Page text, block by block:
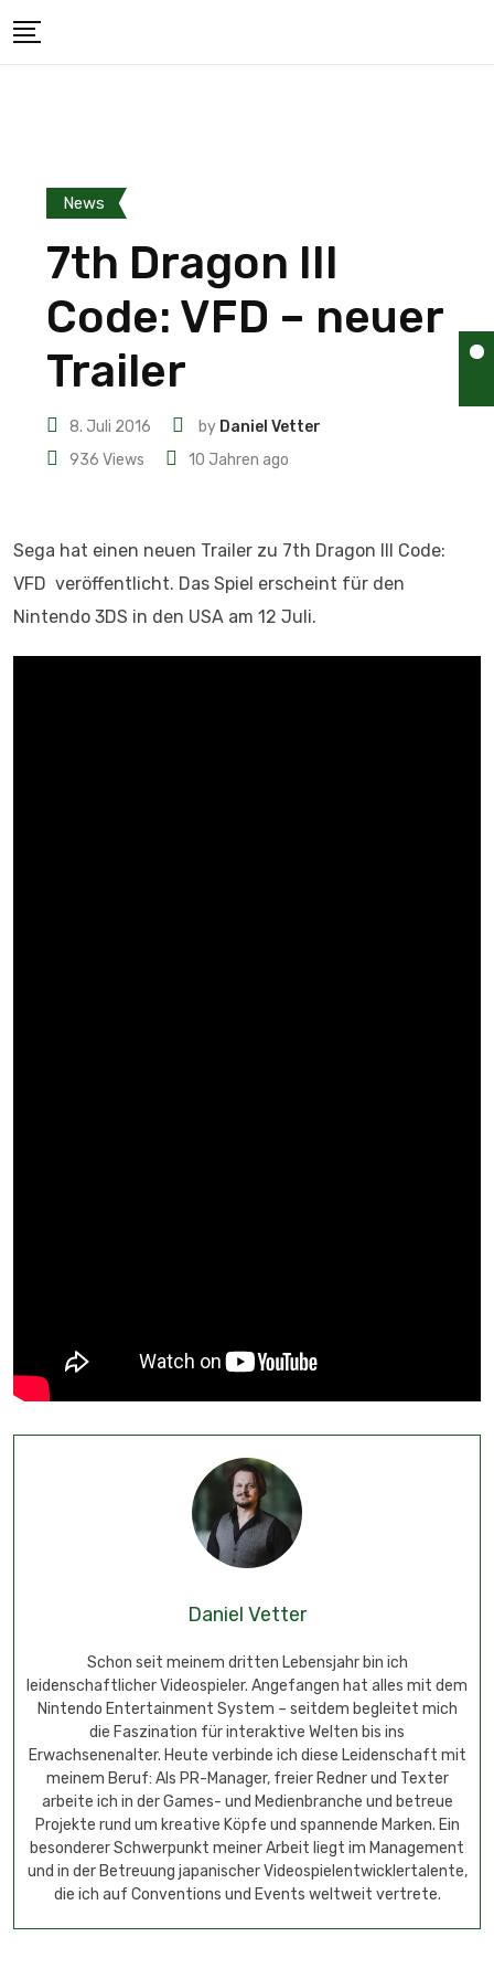
News
7th Dragon III
Code: VFD – neuer
Trailer
8. Juli 2016 by Daniel Vetter
936 Views 10 Jahren ago
Sega hat einen neuen Trailer zu 7th Dragon III Code:
VFD veröffentlicht. Das Spiel erscheint für den
Nintendo 3DS in den USA am 12 Juli.
Daniel Vetter
Schon seit meinem dritten Lebensjahr bin ich
leidenschaftlicher Videospieler. Angefangen hat alles mit dem
Nintendo Entertainment System – seitdem begleitet mich
die Faszination für interaktive Welten bis ins
Erwachsenenalter. Heute verbinde ich diese Leidenschaft mit
meinem Beruf: Als PR-Manager, freier Redner und Texter
arbeite ich in der Games- und Medienbranche und betreue
Projekte rund um kreative Köpfe und spannende Marken. Ein
besonderer Schwerpunkt meiner Arbeit liegt im Management
und in der Betreuung japanischer Videospielentwicklertalente,
die ich auf Conventions und Events weltweit vertrete.